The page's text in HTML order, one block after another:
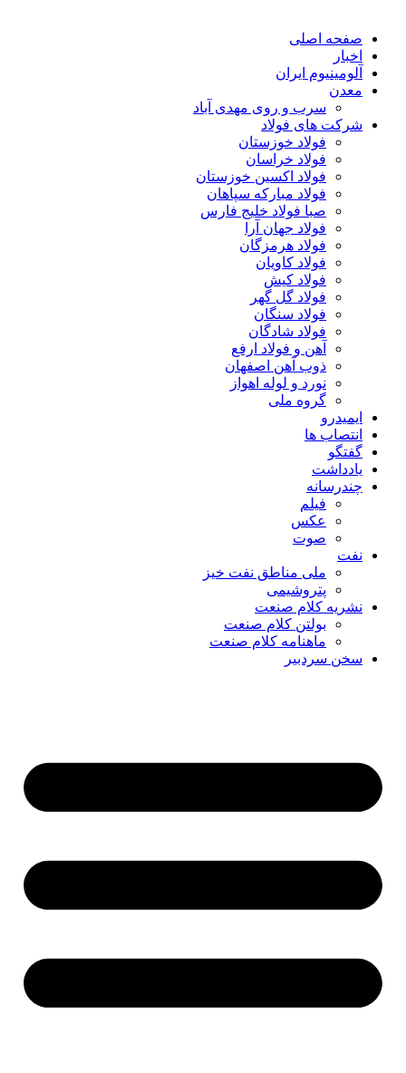
صفحه اصلی
اخبار
آلومینیوم ایران
معدن
سرب و روی مهدی آباد
شرکت های فولاد
فولاد خوزستان
فولاد خراسان
فولاد اکسین خوزستان
فولاد مبارکه سپاهان
صبا فولاد خلیج فارس
فولاد جهان آرا
فولاد هرمزگان
فولاد کاویان
فولاد کیش
فولاد گل گهر
فولاد سنگان
فولاد شادگان
آهن و فولاد ارفع
ذوب آهن اصفهان
نورد و لوله اهواز
گروه ملی
ایمیدرو
انتصاب ها
گفتگو
یادداشت
چندرسانه
فیلم
عکس
صوت
نفت
ملی مناطق نفت خیز
پتروشیمی
نشریه کلام صنعت
بولتن کلام صنعت
ماهنامه کلام صنعت
سخن سردبیر